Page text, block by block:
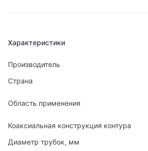
Характеристики
Производитель
Страна
Область применения
Коаксиальная конструкция контура
Диаметр трубок, мм